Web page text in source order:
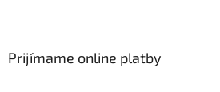
Prijímame online platby